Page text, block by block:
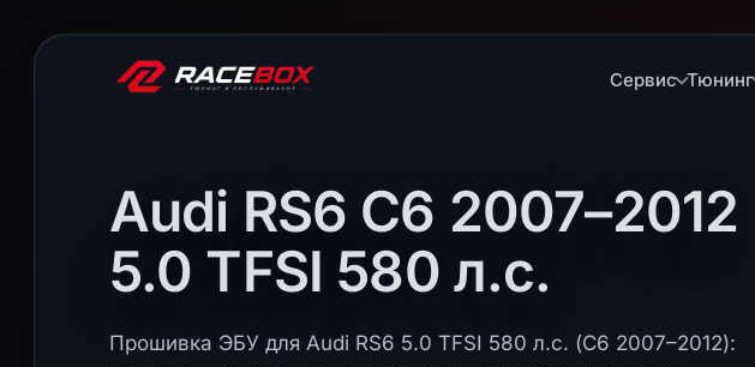
Сервис Тюнинг
Audi RS6 C6 2007–2012
5.0 TFSI 580 л.с.
Прошивка ЭБУ для Audi RS6 5.0 TFSI 580 л.с. (C6 2007–2012):